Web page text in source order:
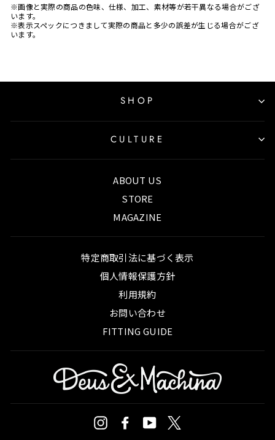
※画像と実際の商品の色味、仕様、加工、素材等が若干異なる場合がござ
います。
※表示スペックにつきまして実際の商品と多少の誤差が生じる場合がござ
います。
SHOP
CULTURE
ABOUT US
STORE
MAGAZINE
特定商取引法に基づく表示
個人情報保護方針
利用規約
お問い合わせ
FITTING GUIDE
InstagramFacebookYouTube